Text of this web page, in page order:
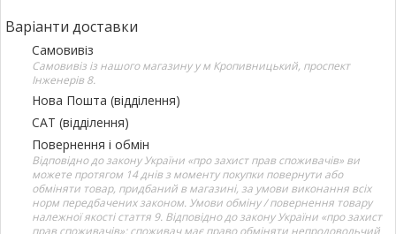
Варіанти доставки
Самовивіз
Самовивіз із нашого магазину у м Кропивницький, проспект
Інженерів 8.
Нова Пошта (відділення)
САТ (відділення)
Повернення і обмін
Відповідно до закону України «про захист прав споживачів» ви
можете протягом 14 днів з моменту покупки повернути або
обміняти товар, придбаний в магазині, за умови виконання всіх
норм передбачених законом. Умови обміну / повернення товару
належної якості стаття 9. Відповідно до закону України «про захист
прав споживачів»: споживач має право обміняти непродовольчий